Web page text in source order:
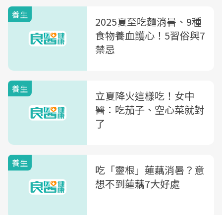
養生
2025夏至吃麵消暑、9種
食物養血護心！5習俗與7
禁忌
養生
立夏降火這樣吃！女中
醫：吃茄子、空心菜就對
了
養生
吃「靈根」蓮藕消暑？意
想不到蓮藕7大好處